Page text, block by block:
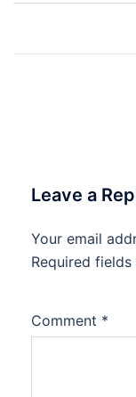
Leave a
Your email
Required
Comment *